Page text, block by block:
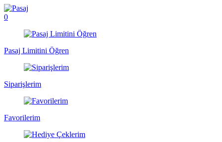
0
Pasaj Limitini Öğren
Siparişlerim
Favorilerim